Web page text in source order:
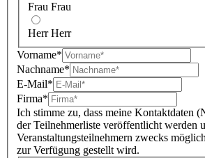
Frau Frau
Herr Herr
Vorname*
Nachname*
E-Mail*
Firma*
Ich stimme zu, dass meine Kontaktdaten
der Teilnehmerliste veröffentlicht werden
Veranstaltungsteilnehmern zwecks
zur Verfügung gestellt wird.